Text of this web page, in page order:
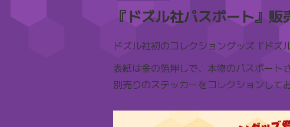
『ドズル社パスポート』販
ドズル社初のコレクショングッズ『ドズ
表紙は金の箔押しで、本物のパスポート
別売りのステッカーをコレクションして